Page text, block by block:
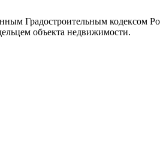
Градостроительным кодексом
объекта недвижимости.